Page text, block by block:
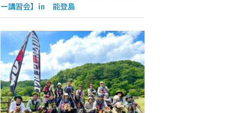
ー講習会】㏌ 能登島